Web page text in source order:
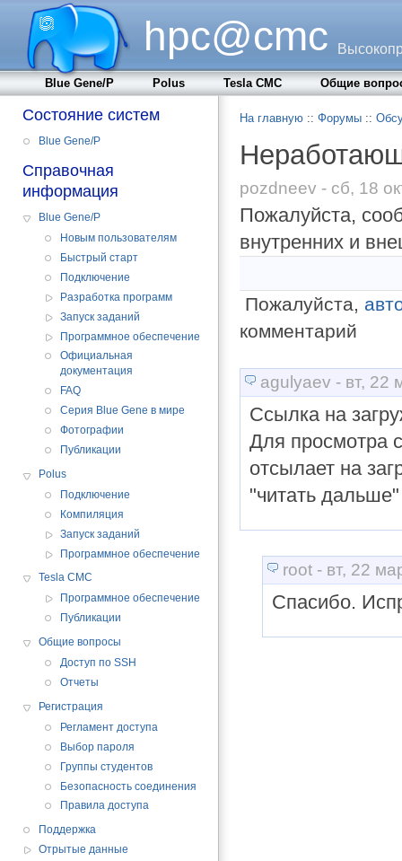
hpc@cmc
Blue Gene/P Polus Tesla CMC Общие
Состояние систем
Blue Gene/P
Справочная
информация
Blue Gene/P
Новым пользователям
Быстрый старт
Подключение
Разработка программ
Запуск заданий
Программное обеспечение
Официальная
документация
FAQ
Серия Blue Gene в мире
Фотографии
Публикации
Polus
Подключение
Компиляция
Запуск заданий
Программное обеспечение
Tesla CMC
Программное обеспечение
Публикации
Общие вопросы
Доступ по SSH
Отчеты
Регистрация
Регламент доступа
Выбор пароля
Группы студентов
Безопасность соединения
Правила доступа
Поддержка
Отрытые данные
На главную:: Форумы::
pozdneev - сб, 18
Пожалуйста,
внутренних и
Пожалуйста,
комментарий
agulyaev - вт, 22
Ссылка на
Для просмотра
отсылает на
"читать
root - вт, 22
Спасибо.